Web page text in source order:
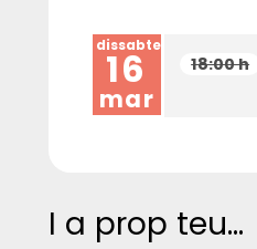
dissabte
16
mar
18:00 h
I a prop teu...